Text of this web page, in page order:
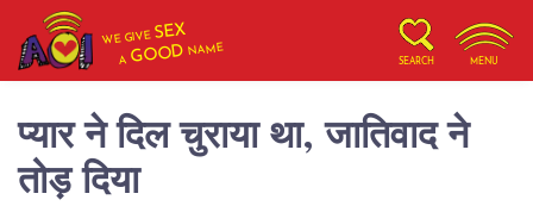
WE GIVESEX
AGOOD NAME
SEARCH MENU
प्यार ने दिल चुराया था, जातिवाद ने
तोड़ दिया